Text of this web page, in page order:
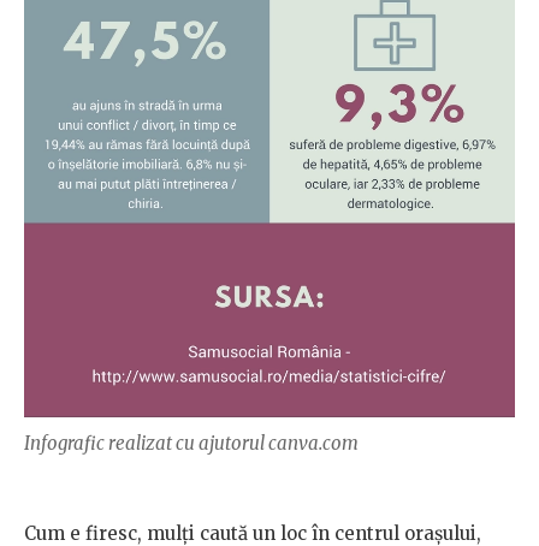
Infografic realizat cu ajutorul canva.com
Cum e firesc, mulți caută un loc în centrul orașului,